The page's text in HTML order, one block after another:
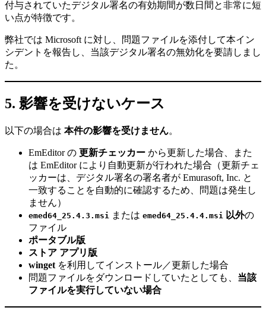
付与されていたデジタル署名の有効期間が数日間と非常に短
い点が特徴です。
弊社では Microsoft に対し、問題ファイルを添付して本イン
シデントを報告し、当該デジタル署名の無効化を要請しまし
た。
5. 影響を受けないケース
以下の場合は 本件の影響を受けません。
EmEditor の 更新チェッカー から更新した場合、また
は EmEditor により自動更新が行われた場合（更新チェ
ッカーは、デジタル署名の署名者が Emurasoft, Inc. と
一致することを自動的に確認するため、問題は発生し
ません）
emed64_25.4.3.msi または emed64_25.4.4.msi 以外の
ファイル
ポータブル版
ストア アプリ版
winget を利用してインストール／更新した場合
問題ファイルをダウンロードしていたとしても、 当該
ファイルを実行していない場合